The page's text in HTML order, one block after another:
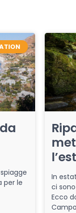
per le
In
ci
Ecco